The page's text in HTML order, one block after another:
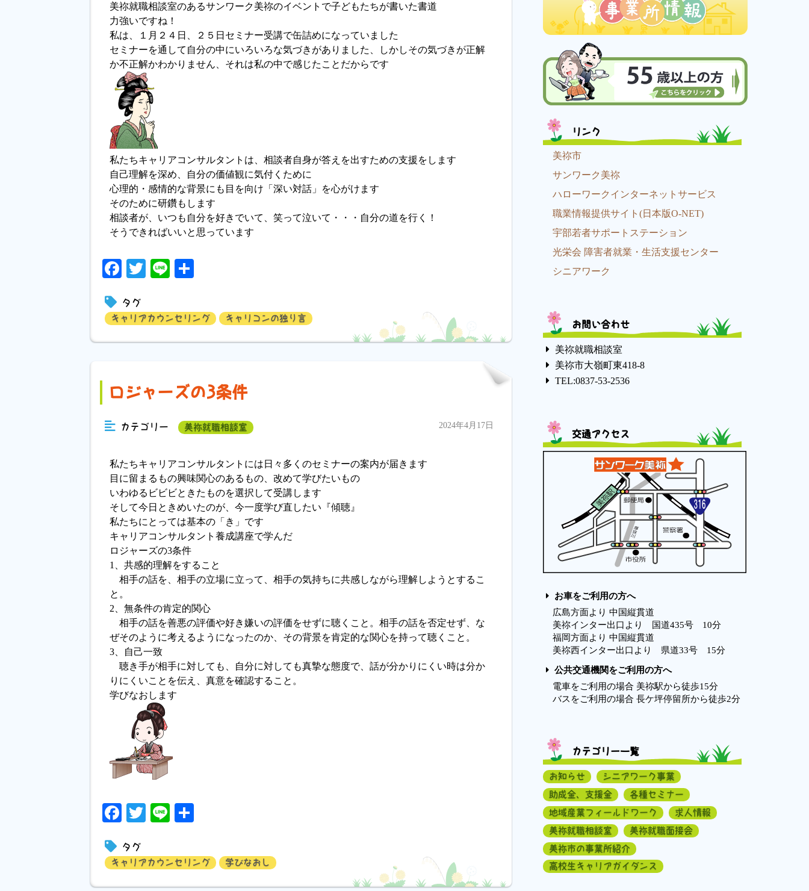
美祢就職相談室のあるサンワーク美祢のイベントで子どもたちが書いた書道
力強いですね！
私は、１月２４日、２５日セミナー受講で缶詰めになっていました
セミナーを通して自分の中にいろいろな気づきがありました、しかしその気づきが正解
か不正解かわかりません、それは私の中で感じたことだからです
私たちキャリアコンサルタントは、相談者自身が答えを出すための支援をします
自己理解を深め、自分の価値観に気付くために
心理的・感情的な背景にも目を向け「深い対話」を心がけます
そのために研鑽もします
相談者が、いつも自分を好きでいて、笑って泣いて・・・自分の道を行く！
そうできればいいと思っています
Facebook
Twitter
Line
タグ
キャリアカウンセリング キャリコンの独り言
ロジャーズの3条件
カテゴリー 美祢就職相談室 2024年4月17日
私たちキャリアコンサルタントには日々多くのセミナーの案内が届きます
目に留まるもの興味関心のあるもの、改めて学びたいもの
いわゆるビビビときたものを選択して受講します
そして今日ときめいたのが、今一度学び直したい『傾聴』
私たちにとっては基本の「き」です
キャリアコンサルタント養成講座で学んだ
ロジャーズの3条件
1、共感的理解をすること
相手の話を、相手の立場に立って、相手の気持ちに共感しながら理解しようとするこ
と。
2、無条件の肯定的関心
相手の話を善悪の評価や好き嫌いの評価をせずに聴くこと。相手の話を否定せず、な
ぜそのように考えるようになったのか、その背景を肯定的な関心を持って聴くこと。
3、自己一致
聴き手が相手に対しても、自分に対しても真摯な態度で、話が分かりにくい時は分か
りにくいことを伝え、真意を確認すること。
学びなおします
Facebook
Twitter
Line
タグ
キャリアカウンセリング 学びなおし
リンク
美祢市
サンワーク美祢
ハローワークインターネットサービス
職業情報提供サイト(日本版O-NET)
宇部若者サポートステーション
光栄会 障害者就業・生活支援センター
シニアワーク
お問い合わせ
美祢就職相談室
美祢市大嶺町東418-8
TEL:0837-53-2536
交通アクセス
お車をご利用の方へ
広島方面より 中国縦貫道
美祢インター出口より 国道435号 10分
福岡方面より 中国縦貫道
美祢西インター出口より 県道33号 15分
公共交通機関をご利用の方へ
電車をご利用の場合 美祢駅から徒歩15分
バスをご利用の場合 長ケ坪停留所から徒歩2分
カテゴリー一覧
お知らせ
シニアワーク事業
助成金、支援金
各種セミナー
地域産業フィールドワーク
求人情報
美祢就職相談室
美祢就職面接会
美祢市の事業所紹介
高校生キャリアガイダンス